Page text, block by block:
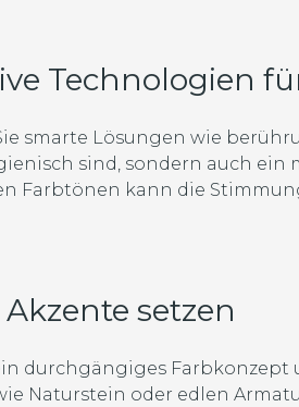
Technologien
smarte Lösungen wie
sind, sondern auch ein
Farbtönen kann die
setzen
durchgängiges
Naturstein oder edlen